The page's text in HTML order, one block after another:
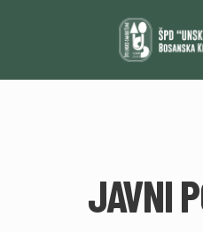
JAVNI